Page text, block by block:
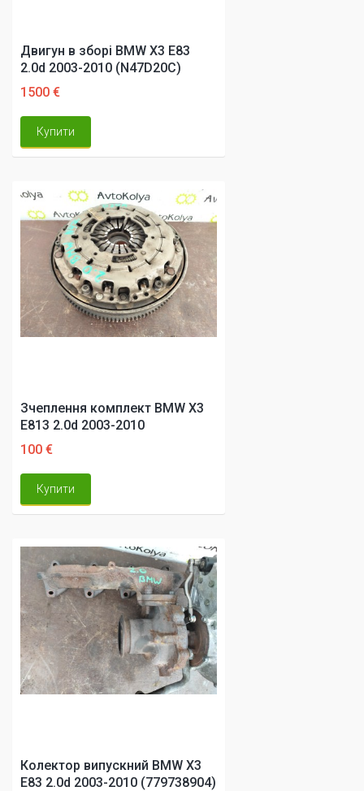
Двигун в зборі BMW X3 E83
2.0d 2003-2010 (N47D20C)
1500 €
Купити
Зчеплення комплект BMW X3
E813 2.0d 2003-2010
100 €
Купити
Колектор випускний BMW X3
E83 2.0d 2003-2010 (779738904)